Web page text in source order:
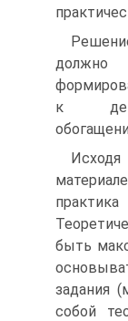
должно
к
быть
задания
собой